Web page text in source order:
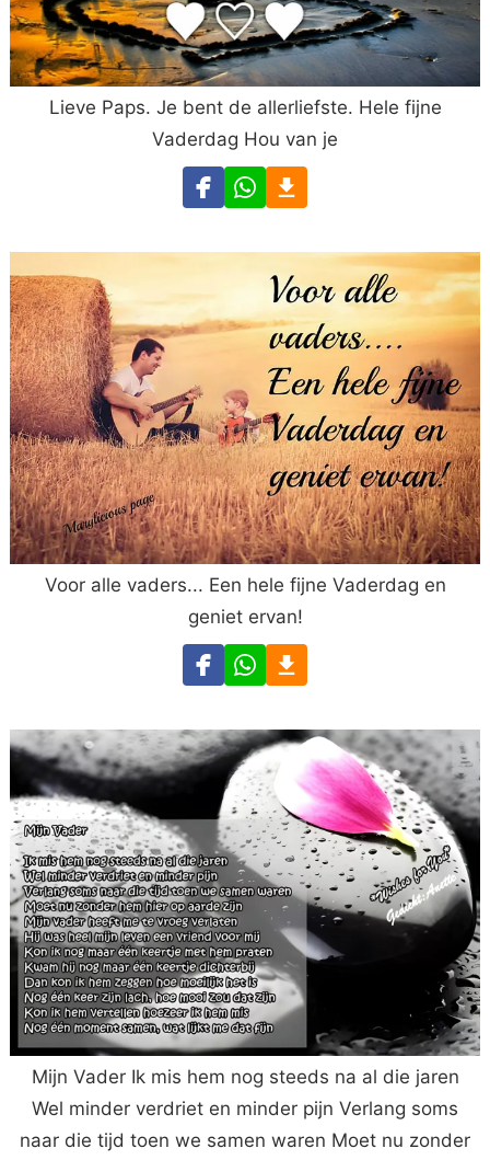
Lieve Paps. Je bent de allerliefste. Hele fijne
Vaderdag Hou van je
Voor alle vaders... Een hele fijne Vaderdag en
geniet ervan!
Mijn Vader Ik mis hem nog steeds na al die jaren
Wel minder verdriet en minder pijn Verlang soms
naar die tijd toen we samen waren Moet nu zonder